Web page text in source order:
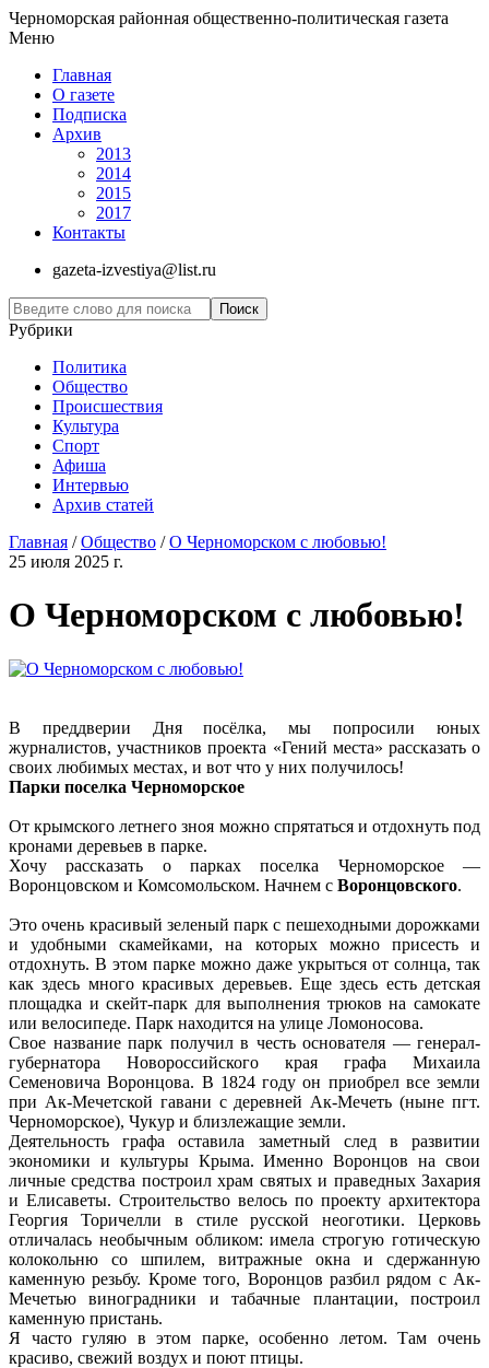
Черноморская районная общественно-политическая газета
Меню
Главная
О газете
Подписка
Архив
2013
2014
2015
2017
Контакты
gazeta-izvestiya@list.ru
Рубрики
Политика
Общество
Проиcшествия
Культура
Спорт
Афиша
Интервью
Архив статей
Главная /Общество /О Черноморском с любовью!
25 июля 2025 г.
О Черноморском с любовью!
В преддверии Дня посёлка, мы попросили юных
журналистов, участников проекта «Гений места» рассказать о
своих любимых местах, и вот что у них получилось!
Парки поселка Черноморское
От крымского летнего зноя можно спрятаться и отдохнуть под
кронами деревьев в парке.
Хочу рассказать о парках поселка Черноморское —
Воронцовском и Комсомольском. Начнем с Воронцовского.
Это очень красивый зеленый парк с пешеходными дорожками
и удобными скамейками, на которых можно присесть и
отдохнуть. В этом парке можно даже укрыться от солнца, так
как здесь много красивых деревьев. Еще здесь есть детская
площадка и скейт-парк для выполнения трюков на самокате
или велосипеде. Парк находится на улице Ломоносова.
Свое название парк получил в честь основателя — генерал-
губернатора Новороссийского края графа Михаила
Семеновича Воронцова. В 1824 году он приобрел все земли
при Ак-Мечетской гавани с деревней Ак-Мечеть (ныне пгт.
Черноморское), Чукур и близлежащие земли.
Деятельность графа оставила заметный след в развитии
экономики и культуры Крыма. Именно Воронцов на свои
личные средства построил храм святых и праведных Захария
и Елисаветы. Строительство велось по проекту архитектора
Георгия Торичелли в стиле русской неоготики. Церковь
отличалась необычным обликом: имела строгую готическую
колокольню со шпилем, витражные окна и сдержанную
каменную резьбу. Кроме того, Воронцов разбил рядом с Ак-
Мечетью виноградники и табачные плантации, построил
каменную пристань.
Я часто гуляю в этом парке, особенно летом. Там очень
красиво, свежий воздух и поют птицы.